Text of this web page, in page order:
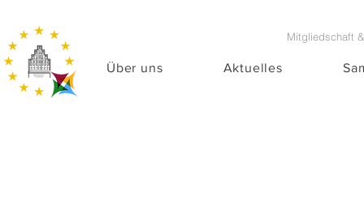
Über uns Aktuelles
Mitgliedschaft